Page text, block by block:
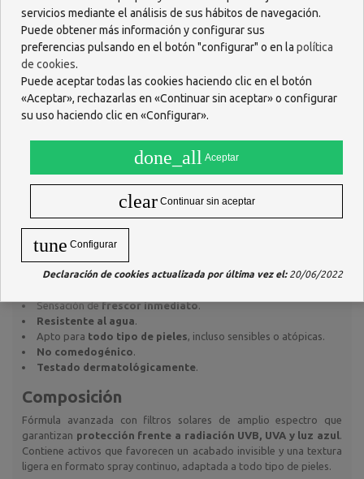
¿Cómo se usaIsdin Fotoprotector
Bruma Facial SPF 50 100 ml?
Agitar antes de usar. Pulverizar generosamenteIsdin
Fotoprotector Bruma Facial SPF 50 100 ml
una distancia aproximada de 15-20 cm, con los ojos y la boca
cerrados. No es necesario extender. Aplicar antes de la exposición
solar y reaplicar cada 2 horas o tras sudar, nadar o secarse con la
maquillaje, aportando un efecto inmediato de
buena cara.
¿Qué beneficios tiene su uso?
Alta protección SPF 50 frente a rayos UVB y UVA.
Protección frente a la
Permite lareaplicación sobre maquillaje.
Sensación defrescor inmediato.
Resistente al agua
Apto para todo tipo de pieles , incluso sensibles o atópicas.
No comedogénico
Testado dermatológicamente
Composición
Fórmula avanzada con filtros solares de amplio espectro que
garantizan protección frente a radiación UVB, UVA y luz azul
Contiene activos que favorecen un acabado invisible y una textura
ligera en formato spray continuo, adaptada a todo tipo de pieles.
servicios mediante el análisis de sus hábitos de navegación.
Puede obtener más información y configurar sus
preferencias pulsando en el botón "configurar" o en la política
de cookies.
Puede aceptar todas las cookies haciendo clic en el botón
«Aceptar», rechazarlas en «Continuar sin aceptar» o configurar
su uso haciendo clic en «Configurar».
done_all Aceptar
clear Continuar sin aceptar
tune Configurar
Declaración de cookies actualizada por última vez el:20/06/2022